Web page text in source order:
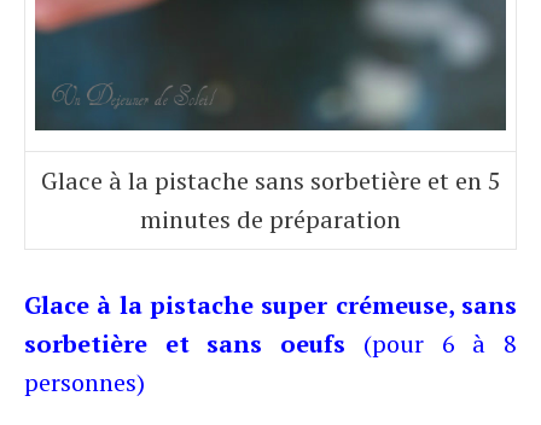
Glace à la pistache sans sorbetière et en 5
minutes de préparation
Glace à la pistache super crémeuse, sans
sorbetière et sans oeufs (pour 6 à 8
personnes)